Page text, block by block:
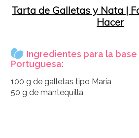
Tarta de Galletas y Nata |
Hacer
Ingredientes para la
Portuguesa:
100 g de galletas tipo María
50 g de mantequilla